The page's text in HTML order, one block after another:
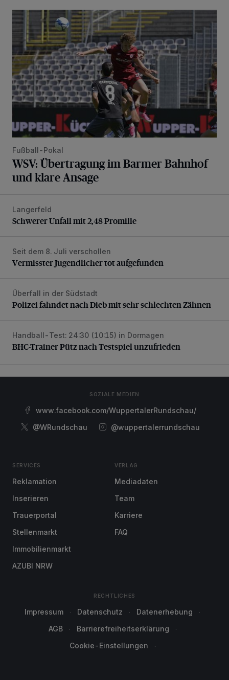
WSV: Übertragung im Barmer Bahnhof und klare Ansage
Fußball-Pokal
WSV: Übertragung im Barmer Bahnhof
und klare Ansage
Schwerer Unfall mit 2,48 Promille
Langerfeld
Schwerer Unfall mit 2,48 Promille
Vermisster Jugendlicher tot aufgefunden
Seit dem 8. Juli verschollen
Vermisster Jugendlicher tot aufgefunden
Polizei fahndet nach Dieb mit sehr schlechten Zähnen
Überfall in der Südstadt
Polizei fahndet nach Dieb mit sehr schlechten Zähnen
BHC-Trainer Pütz nach Testspiel unzufrieden
Handball-Test: 24:30 (10:15) in Dormagen
BHC-Trainer Pütz nach Testspiel unzufrieden
SOZIALE MEDIEN
www.facebook.com/WuppertalerRundschau/
@WRundschau
@wuppertalerrundschau
SERVICES
Reklamation
Inserieren
Trauerportal
Stellenmarkt
Immobilienmarkt
AZUBI NRW
VERLAG
Mediadaten
Team
Karriere
FAQ
RECHTLICHES
Impressum Datenschutz
Datenerhebung
AGB
Barrierefreiheitserklärung
Cookie-Einstellungen